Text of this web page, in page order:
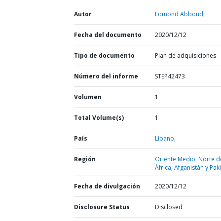
Autor Edmond Abboud;
Fecha del documento 2020/12/12
Tipo de documento Plan de adquisiciones
Número del informe STEP42473
Volumen 1
Total Volume(s) 1
País Líbano,
Región
Oriente Medio, Norte
África, Afganistán y
Fecha de divulgación 2020/12/12
Disclosure Status Disclosed